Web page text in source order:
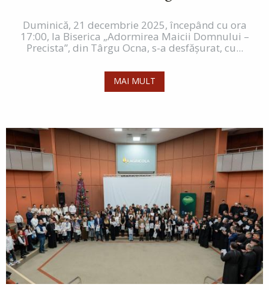
Duminică, 21 decembrie 2025, începând cu ora
17:00, la Biserica „Adormirea Maicii Domnului –
Precista”, din Târgu Ocna, s-a desfășurat, cu...
MAI MULT